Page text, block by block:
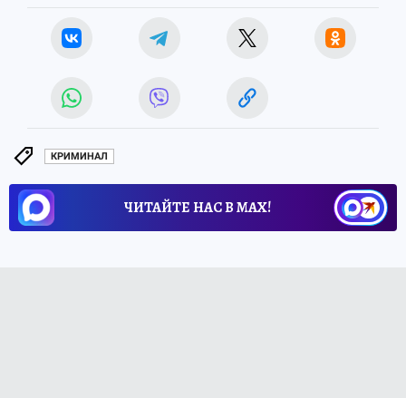
КРИМИНАЛ
ЧИТАЙТЕ НАС В МАХ!